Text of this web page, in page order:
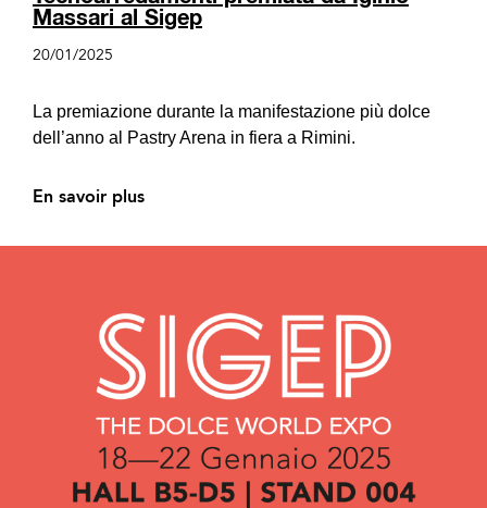
Massari al Sigep
20/01/2025
La premiazione durante la manifestazione più dolce
dell’anno al Pastry Arena in fiera a Rimini.
En savoir plus